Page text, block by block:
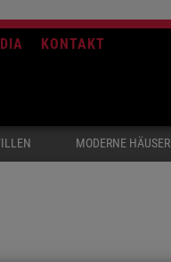
KONTAKT
MODERNE HÄUSER